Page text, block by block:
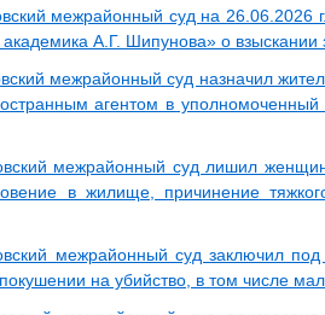
межрайонный суд на 26.06.2026
А.Г. Шипунова» о взыскании
межрайонный суд назначил
агентом в уполномоченный
межрайонный суд лишил
в жилище, причинение
межрайонный суд заключил
на убийство, в том числе